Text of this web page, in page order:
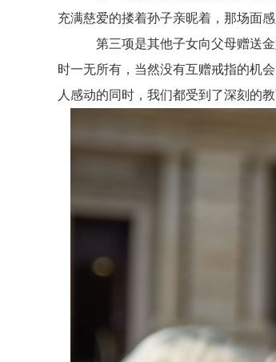
充满慈爱的搂着孙子亲昵着，那场面感
第三项是其他子女向父母赠送金
时一无所有，当然没有互赠戒指的机
人感动的同时，我们都受到了深刻的